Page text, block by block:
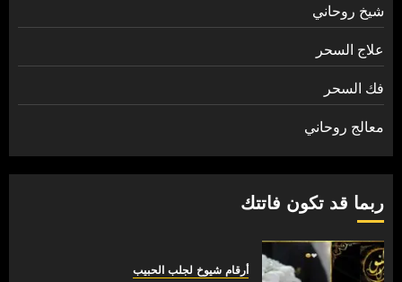
شيخ روحاني
علاج السحر
فك السحر
معالج روحاني
ربما قد تكون فاتتك
أرقام شيوخ لجلب الحبيب